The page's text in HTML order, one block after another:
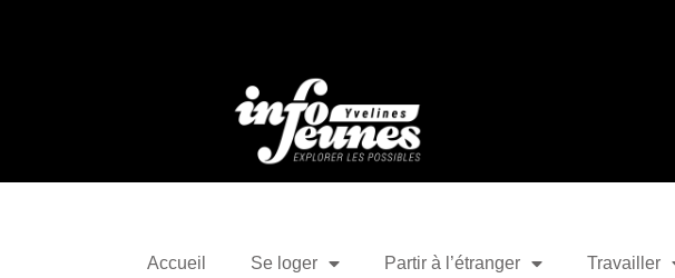
Accueil Se loger Partir à l’étranger Travailler